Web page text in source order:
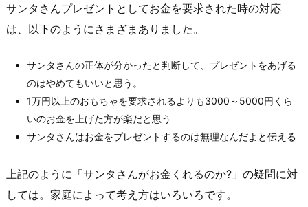
サンタさんプレゼントとしてお金を要求された時の対応
は、以下のようにさまざまありました。
サンタさんの正体が分かったと判断して、プレゼントをあげる
のはやめてもいいと思う。
1万円以上のおもちゃを要求されるよりも3000～5000円くら
いのお金を上げた方が楽だと思う
サンタさんはお金をプレゼントするのは無理なんだよと伝える
上記のように「サンタさんがお金くれるのか?」の疑問に対
しては。家庭によって考え方はいろいろです。